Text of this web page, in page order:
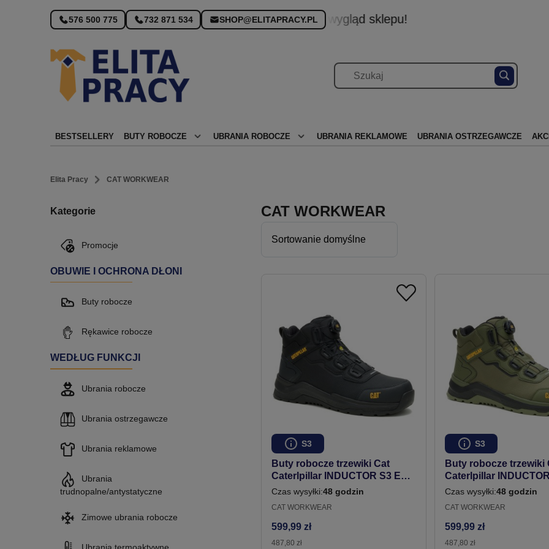
576 500 775 732 871 534 SHOP@ELITAPRACY.PL
Nowy wygląd sklepu!
BESTSELLERY BUTY ROBOCZE UBRANIA ROBOCZE UBRANIA REKLAMOWE UBRANIA OSTRZEGAWCZE
Elita Pracy CAT WORKWEAR
Kategorie
Promocje
OBUWIE I OCHRONA DŁONI
Buty robocze
Rękawice robocze
WEDŁUG FUNKCJI
Ubrania robocze
Ubrania ostrzegawcze
Ubrania reklamowe
Ubrania
trudnopalne/antystatyczne
Zimowe ubrania robocze
Ubrania termoaktywne
CAT WORKWEAR
S3
Buty robocze trzewiki Cat
Caterlpillar INDUCTOR S3 ESD
zapięcie boa spin czarne
Czas wysyłki:48 godzin
CAT WORKWEAR
599,99 zł
487,80 zł
S3
Buty robocze trzewiki
Caterlpillar INDUCTOR
zapięcie boa spin
Czas wysyłki:48 godzin
CAT WORKWEAR
599,99 zł
487,80 zł